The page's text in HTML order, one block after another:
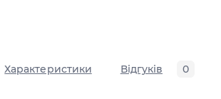
Характеристики Відгуків 0